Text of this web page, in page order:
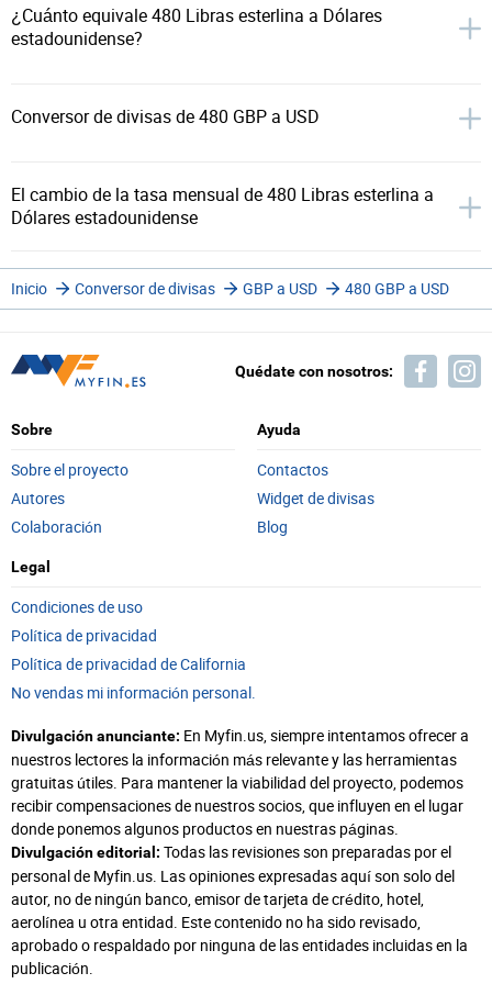
¿Cuánto equivale 480 Libras esterlina a Dólares
estadounidense?
Conversor de divisas de 480 GBP a USD
El cambio de la tasa mensual de 480 Libras esterlina a
Dólares estadounidense
Inicio Conversor de divisas GBP a USD 480 GBP a USD
Quédate con nosotros:
Sobre
Sobre el proyecto
Autores
Colaboración
Ayuda
Contactos
Widget de divisas
Blog
Legal
Condiciones de uso
Política de privacidad
Política de privacidad de California
No vendas mi información personal.
Divulgación anunciante: En Myfin.us, siempre intentamos ofrecer a
nuestros lectores la información más relevante y las herramientas
gratuitas útiles. Para mantener la viabilidad del proyecto, podemos
recibir compensaciones de nuestros socios, que influyen en el lugar
donde ponemos algunos productos en nuestras páginas.
Divulgación editorial: Todas las revisiones son preparadas por el
personal de Myfin.us. Las opiniones expresadas aquí son solo del
autor, no de ningún banco, emisor de tarjeta de crédito, hotel,
aerolínea u otra entidad. Este contenido no ha sido revisado,
aprobado o respaldado por ninguna de las entidades incluidas en la
publicación.